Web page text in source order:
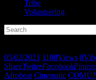
Tribe
Volunteering
05/02/2021 1108Views 0
ShareTwiterFacebook
Afrobeat Cinematic